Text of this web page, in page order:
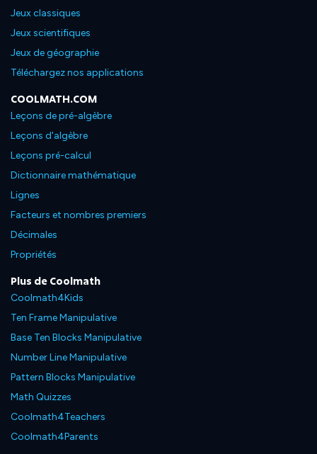
Jeux classiques
Jeux scientifiques
Jeux de géographie
Téléchargez nos applications
COOLMATH.COM
Leçons de pré-algèbre
Leçons d'algèbre
Leçons pré-calcul
Dictionnaire mathématique
Lignes
Facteurs et nombres premiers
Décimales
Propriétés
Plus de Coolmath
Coolmath4Kids
Ten Frame Manipulative
Base Ten Blocks Manipulative
Number Line Manipulative
Pattern Blocks Manipulative
Math Quizzes
Coolmath4Teachers
Coolmath4Parents